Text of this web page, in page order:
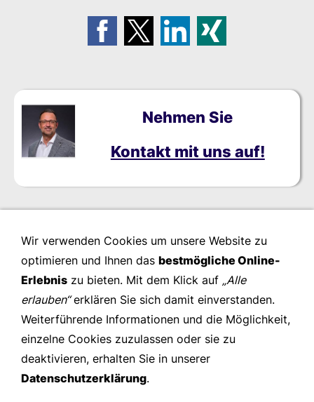
Nehmen Sie
Kontakt mit uns auf!
Wir verwenden Cookies um unsere Website zu
optimieren und Ihnen das bestmögliche Online-
Erlebnis zu bieten. Mit dem Klick auf „Alle
erlauben“erklären Sie sich damit einverstanden.
Weiterführende Informationen und die Möglichkeit,
einzelne Cookies zuzulassen oder sie zu
deaktivieren, erhalten Sie in unserer
Datenschutzerklärung.